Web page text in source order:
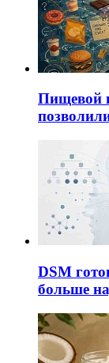
Пищевой
DSM
больше